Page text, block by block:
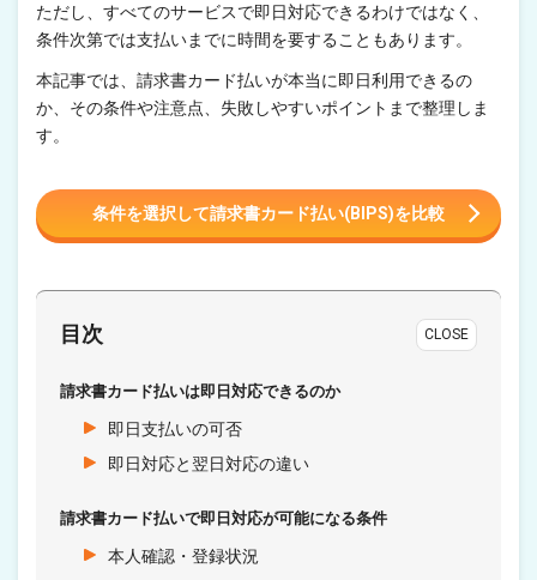
ただし、すべてのサービスで即日対応できるわけではなく、
条件次第では支払いまでに時間を要することもあります。
本記事では、請求書カード払いが本当に即日利用できるの
か、その条件や注意点、失敗しやすいポイントまで整理しま
す。
条件を選択して請求書カード払い(BIPS)を比較
目次 CLOSE
請求書カード払いは即日対応できるのか
即日支払いの可否
即日対応と翌日対応の違い
請求書カード払いで即日対応が可能になる条件
本人確認・登録状況